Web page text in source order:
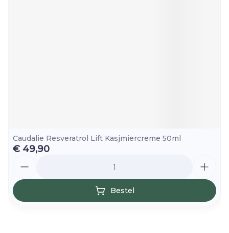
Caudalie Resveratrol Lift Kasjmiercreme 50ml
€ 49,90
Bestel